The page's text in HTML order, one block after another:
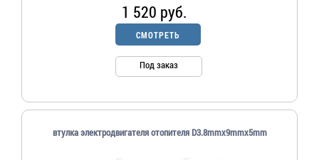
1 520 руб.
СМОТРЕТЬ
Под заказ
втулка электродвигателя отопителя D3.8mmх9mmх5mm